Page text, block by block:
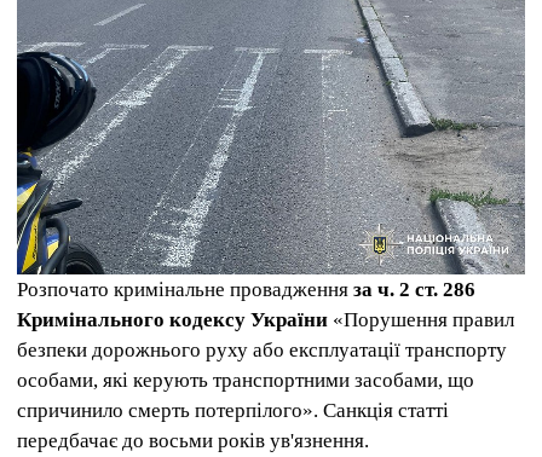
Розпочато кримінальне провадження за ч. 2 ст. 286
Кримінального кодексу України «Порушення правил
безпеки дорожнього руху або експлуатації транспорту
особами, які керують транспортними засобами, що
спричинило смерть потерпілого». Санкція статті
передбачає до восьми років ув'язнення.